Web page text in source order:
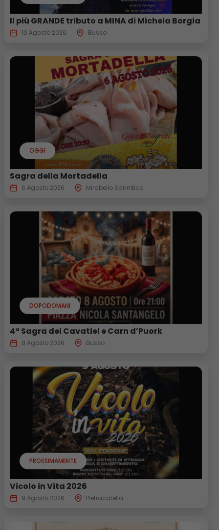
Il più GRANDE tributo a MINA di Michela Borgia
10 Agosto 2026 Busso
OGGI
Sagra della Mortadella
6 Agosto 2026 Mirabello Sannitico
DOPODOMANI
4ª Sagra dei Cavatiel e Carn d’Puork
8 Agosto 2026 Busso
PROSSIMAMENTE
Vicolo in Vita 2026
9 Agosto 2026 Pietracatella